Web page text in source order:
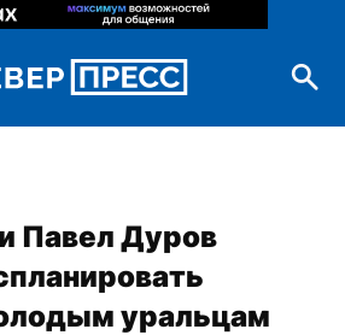
Павел Дуров
уральцам